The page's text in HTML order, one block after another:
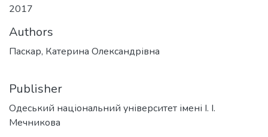
2017
Authors
Паскар, Катерина Олександрівна
Publisher
Одеський національний університет імені І. І.
Мечникова